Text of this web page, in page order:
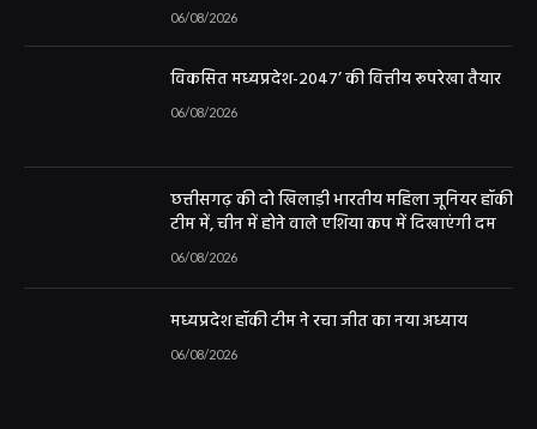
06/08/2026
विकसित मध्यप्रदेश-2047’ की वित्तीय रूपरेखा तैयार
06/08/2026
छत्तीसगढ़ की दो खिलाड़ी भारतीय महिला जूनियर हॉकी
टीम में, चीन में होने वाले एशिया कप में दिखाएंगी दम
06/08/2026
मध्यप्रदेश हॉकी टीम ने रचा जीत का नया अध्याय
06/08/2026